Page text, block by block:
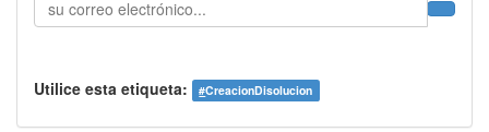
Utilice esta etiqueta: #CreacionDisolucion